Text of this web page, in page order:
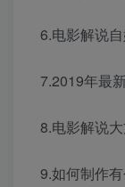
6.电影解说
7.2019年最
8.电影解说
9.如何制作